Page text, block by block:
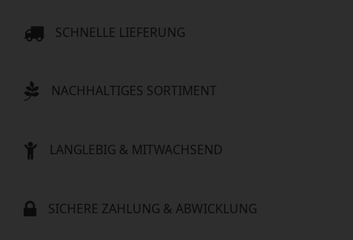
SCHNELLE LIEFERUNG
NACHHALTIGES SORTIMENT
LANGLEBIG & MITWACHSEND
SICHERE ZAHLUNG & ABWICKLUNG